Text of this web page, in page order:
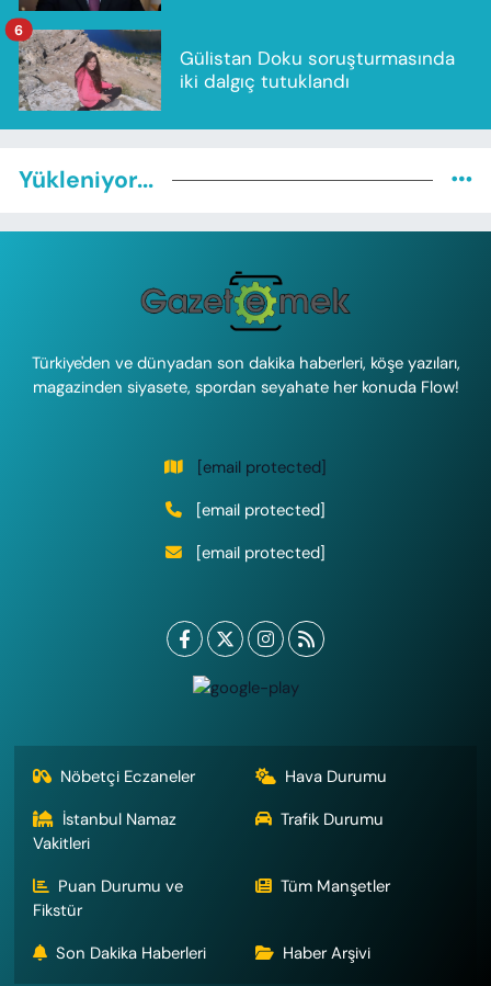
Gülistan Doku soruşturmasında
iki dalgıç tutuklandı
6
Yükleniyor...
Türkiye'den ve dünyadan son dakika haberleri, köşe yazıları,
magazinden siyasete, spordan seyahate her konuda Flow!
[email protected]
[email protected]
[email protected]
Nöbetçi Eczaneler
Hava Durumu
İstanbul Namaz
Vakitleri
Trafik Durumu
Puan Durumu ve
Fikstür
Tüm Manşetler
Son Dakika Haberleri Haber Arşivi